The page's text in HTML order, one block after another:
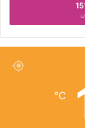
℃